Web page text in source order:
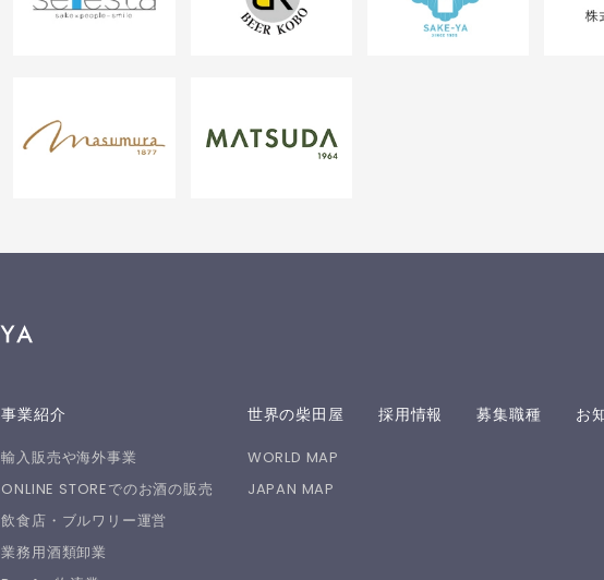
事業紹介
輸入販売や海外事業
ONLINE STOREでのお酒の販売
飲食店・ブルワリー運営
業務用酒類卸業
世界の柴田屋
WORLD MAP
JAPAN MAP
採用情報 募集職種 お